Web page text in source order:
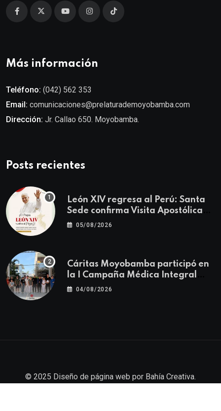
Más información
Teléfono: (042) 562 353
Email: comunicaciones@prelaturademoyobamba.com
Dirección: Jr. Callao 650. Moyobamba.
Posts recientes
León XIV regresa al Perú: Santa
Sede confirma Visita Apostólica
del 11 al 17 de noviembre
05/08/2026
Cáritas Moyobamba participó en
la I Campaña Médica Integral
Gratuita llevando salud y
04/08/2026
© 2025 Diseño de página web por Bahía Creativa.